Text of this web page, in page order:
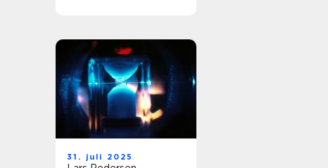
31. juli 2025